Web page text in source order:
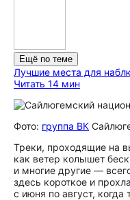
Ещё по теме
Лучшие места для
Читать 14 мин
Фото: группа ВК
Треки, проходящие на
как ветер колышет
и многие другие —
здесь короткое и
с июня по август,